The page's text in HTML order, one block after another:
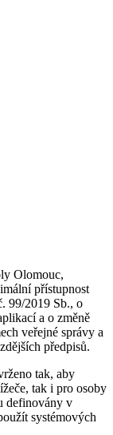
Olomouc,
přístupnost
99/2019 Sb., o
a o změně
veřejné správy a
předpisů.
tak, aby
tak i pro osoby
definovány v
systémových